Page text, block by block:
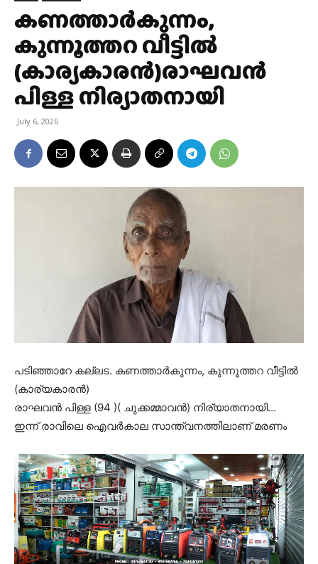
കണത്താർകുന്നം,
കുന്നൂത്തറ വീട്ടിൽ
(കാര്യകാരൻ)രാഘവൻ
പിള്ള നിര്യാതനായി
July 6, 2026
പടിഞ്ഞാറേ കല്ലട. കണത്താർകുന്നം, കുന്നൂത്തറ വീട്ടിൽ
(കാര്യകാരൻ)
രാഘവൻ പിള്ള (94 )( ചുക്കമ്മാവൻ) നിര്യാതനായി…
ഇന്ന് രാവിലെ ഐവർകാല സാന്ത്വനത്തിലാണ് മരണം